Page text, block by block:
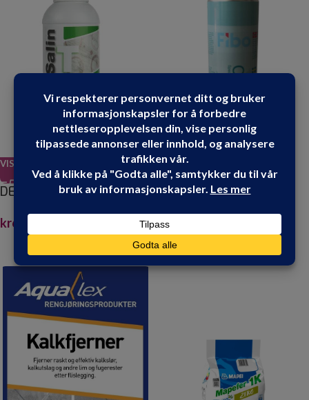
VIS PRODUKT
DESALIN T 1 LITER
kr699.90
UTSOLGT
VIS PRODUKT
FIBO CLEAN 400ML
kr179.90